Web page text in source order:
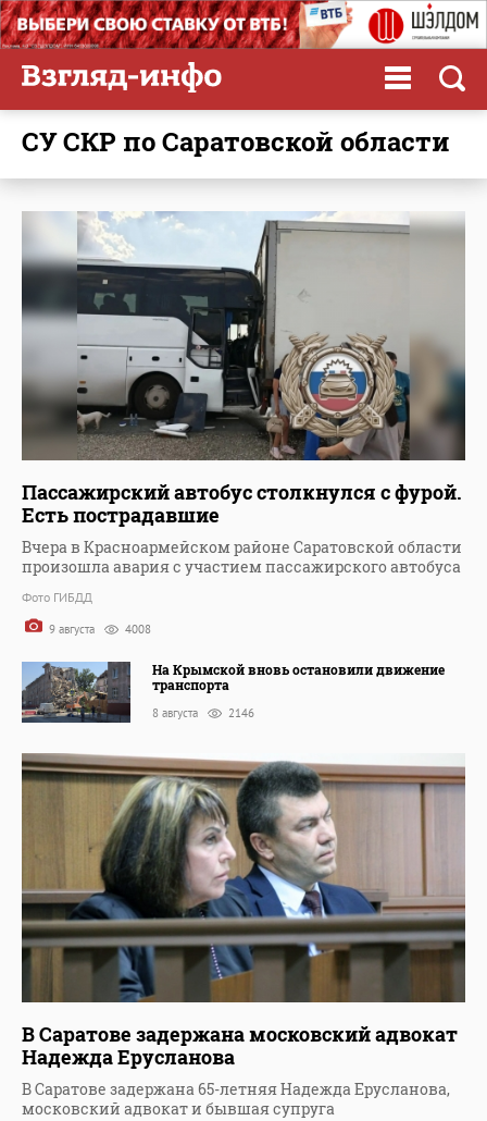
СУ СКР по Саратовской области
Пассажирский автобус столкнулся с фурой.
Есть пострадавшие
Вчера в Красноармейском районе Саратовской области
произошла авария с участием пассажирского автобуса
Фото ГИБДД
9 августа 4008
На Крымской вновь остановили движение
транспорта
8 августа 2146
В Саратове задержана московский адвокат
Надежда Ерусланова
В Саратове задержана 65-летняя Надежда Ерусланова,
московский адвокат и бывшая супруга